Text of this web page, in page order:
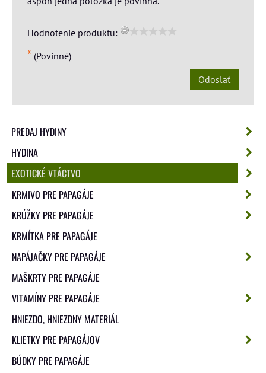
Hodnotenie produktu:
* (Povinné)
Odoslať
PREDAJ HYDINY
HYDINA
EXOTICKÉ VTÁCTVO
KRMIVO PRE PAPAGÁJE
KRÚŽKY PRE PAPAGÁJE
KRMÍTKA PRE PAPAGÁJE
NAPÁJAČKY PRE PAPAGÁJE
MAŠKRTY PRE PAPAGÁJE
VITAMÍNY PRE PAPAGÁJE
HNIEZDO, HNIEZDNY MATERIÁL
KLIETKY PRE PAPAGÁJOV
BÚDKY PRE PAPAGÁJE